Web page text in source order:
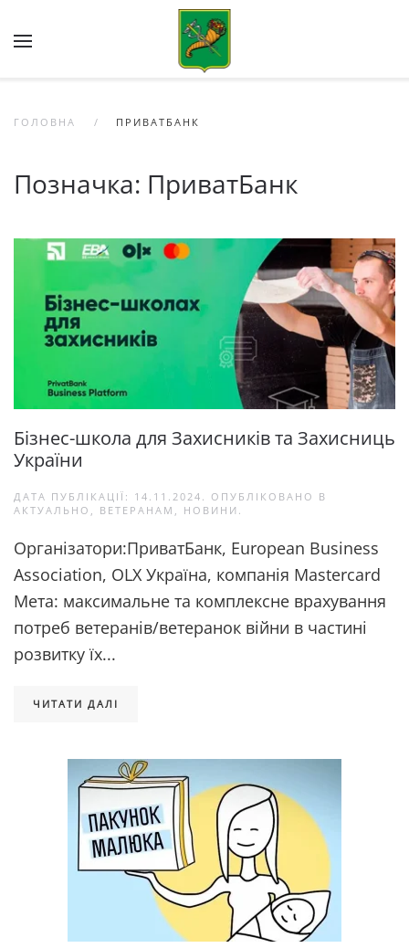
Skip to main content
ГОЛОВНА ПРИВАТБАНК
Позначка: ПриватБанк
Бізнес-школа для Захисників та Захисниць
України
ДАТА ПУБЛІКАЦІЇ: 14.11.2024 . ОПУБЛІКОВАНО В
АКТУАЛЬНО , ВЕТЕРАНАМ , НОВИНИ .
Організатори:ПриватБанк, European Business
Association, OLX Україна, компанія Mastercard
Мета: максимальне та комплексне врахування
потреб ветеранів/ветеранок війни в частині
розвитку їх...
ЧИТАТИ ДАЛІ